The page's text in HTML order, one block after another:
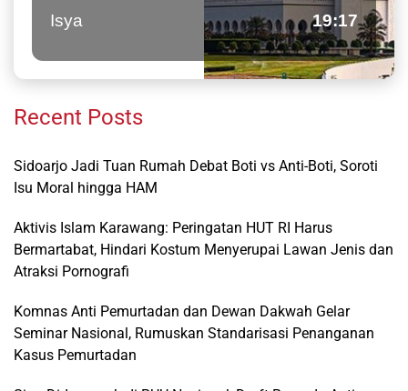
Isya 19:17
Recent Posts
Sidoarjo Jadi Tuan Rumah Debat Boti vs Anti-Boti, Soroti
Isu Moral hingga HAM
Aktivis Islam Karawang: Peringatan HUT RI Harus
Bermartabat, Hindari Kostum Menyerupai Lawan Jenis dan
Atraksi Pornografi
Komnas Anti Pemurtadan dan Dewan Dakwah Gelar
Seminar Nasional, Rumuskan Standarisasi Penanganan
Kasus Pemurtadan